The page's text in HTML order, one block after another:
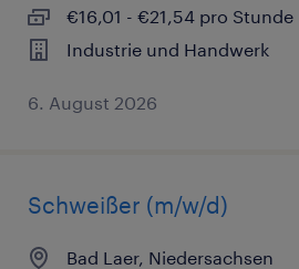
€16,01 - €21,54 pro Stunde
Industrie und Handwerk
6. August 2026
Schweißer (m/w/d)
Bad Laer, Niedersachsen